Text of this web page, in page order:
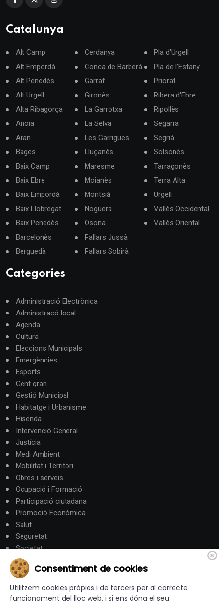
Catalunya
Alt Camp
Alt Empordà
Alt Penedès
Alt Urgell
Alta Ribagorça
Anoia
Aran
Bages
Baix Camp
Baix Ebre
Baix Empordà
Baix Llobregat
Baix Penedès
Barcelonès
Berguedà
Cerdanya
Conca de Barberà
Garraf
Gironès
La Garrotxa
La Selva
Les Garrigues
Lluçanès
Maresme
Moianès
Montsià
Noguera
Osona
Pallars Jussà
Pallars Sobirà
Pla d'Urgell
Pla de l'Estany
Priorat
Ribera d'Ebre
Ripollès
Segarra
Segrià
Solsonès
Tarragonès
Terra Alta
Urgell
Vallès Occidental
Vallès Oriental
Categories
Administració Electrònica
Administracó local
Agenda
Cultura
Eleccions Municipals
Emergències
Esports
Gent gran
Gestió Municipal
Habitatge i Urbanisme
Hisenda
Intervenció General
Justícia
Medi Ambient
Mobilitat i Territori
Obres i serveis
Ocupació i Formació
Participació ciutadana
Promoció Econòmica
Salut
Seguretat
Societat
Turisme
Altres Canals
Consentiment de cookies
Utilitzem cookies pròpies i de tercers per al correcte
funcionament del lloc web, i si ens dóna el seu